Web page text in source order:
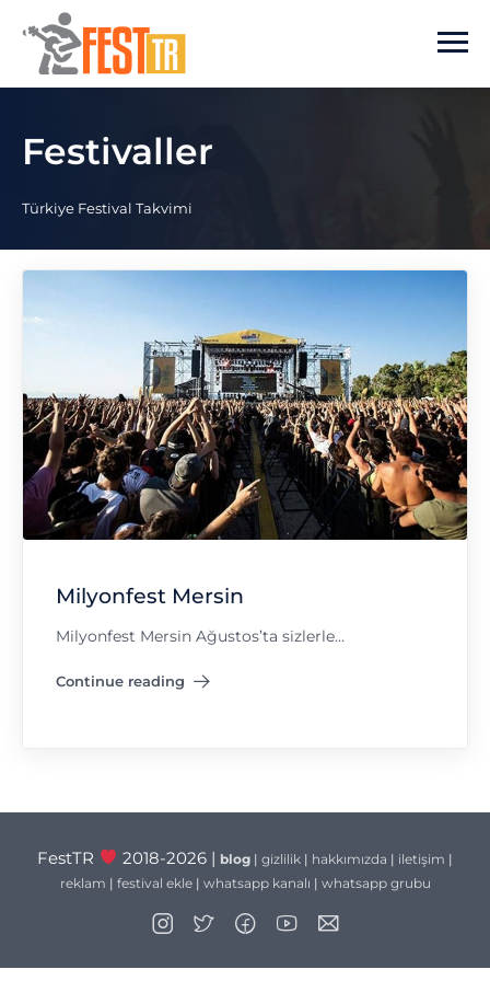
Ana içeriğe atla
Festivaller
Türkiye Festival Takvimi
Milyonfest Mersin
Milyonfest Mersin Ağustos’ta sizlerle…
Continue reading
"Milyonfest Mersin"
FestTR 2018-2026 | blog| gizlilik| hakkımızda | iletişim |
reklam | festival ekle| whatsapp kanalı | whatsapp grubu